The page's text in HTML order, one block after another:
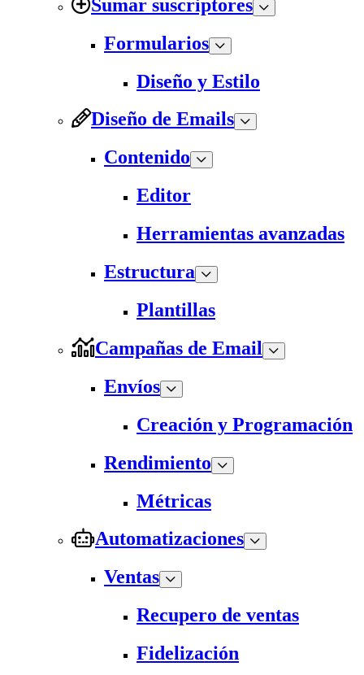
Sumar suscriptores
Formularios
Diseño y Estilo
Diseño de Emails
Contenido
Editor
Herramientas avanzadas
Estructura
Plantillas
Campañas de Email
Envíos
Creación y Programación
Rendimiento
Métricas
Automatizaciones
Ventas
Recupero de ventas
Fidelización